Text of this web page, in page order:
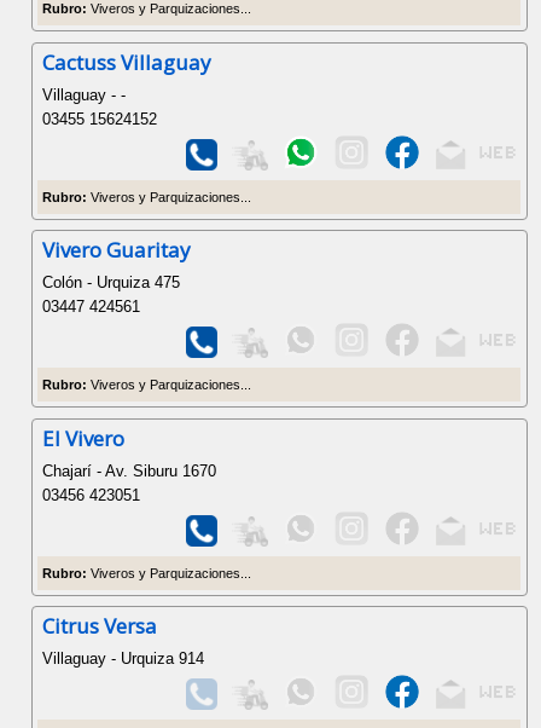
Rubro: Viveros y Parquizaciones...
Cactuss Villaguay
Villaguay - -
03455 15624152
Rubro: Viveros y Parquizaciones...
Vivero Guaritay
Colón - Urquiza 475
03447 424561
Rubro: Viveros y Parquizaciones...
El Vivero
Chajarí - Av. Siburu 1670
03456 423051
Rubro: Viveros y Parquizaciones...
Citrus Versa
Villaguay - Urquiza 914